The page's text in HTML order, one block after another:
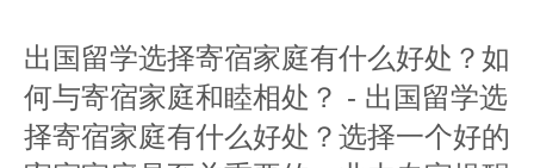
出国留学选择寄宿家庭有什么好处？如
何与寄宿家庭和睦相处？ - 出国留学选
择寄宿家庭有什么好处？选择一个好的